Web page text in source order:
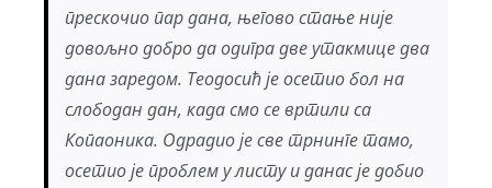
прескочио пар дана, његово стање није
довољно добро да одигра две утакмице два
дана заредом. Теодосић је осетио бол на
слободан дан, када смо се вртили са
Копаоника. Одрадио је све трнинге тамо,
осетио је проблем у листу и данас је добио